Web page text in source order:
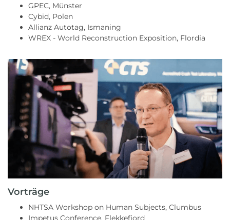
GPEC, Münster
Cybid, Polen
Allianz Autotag, Ismaning
WREX - World Reconstruction Exposition, Flordia
Vorträge
NHTSA Workshop on Human Subjects, Clumbus
Impetus Conference, Flekkefjord